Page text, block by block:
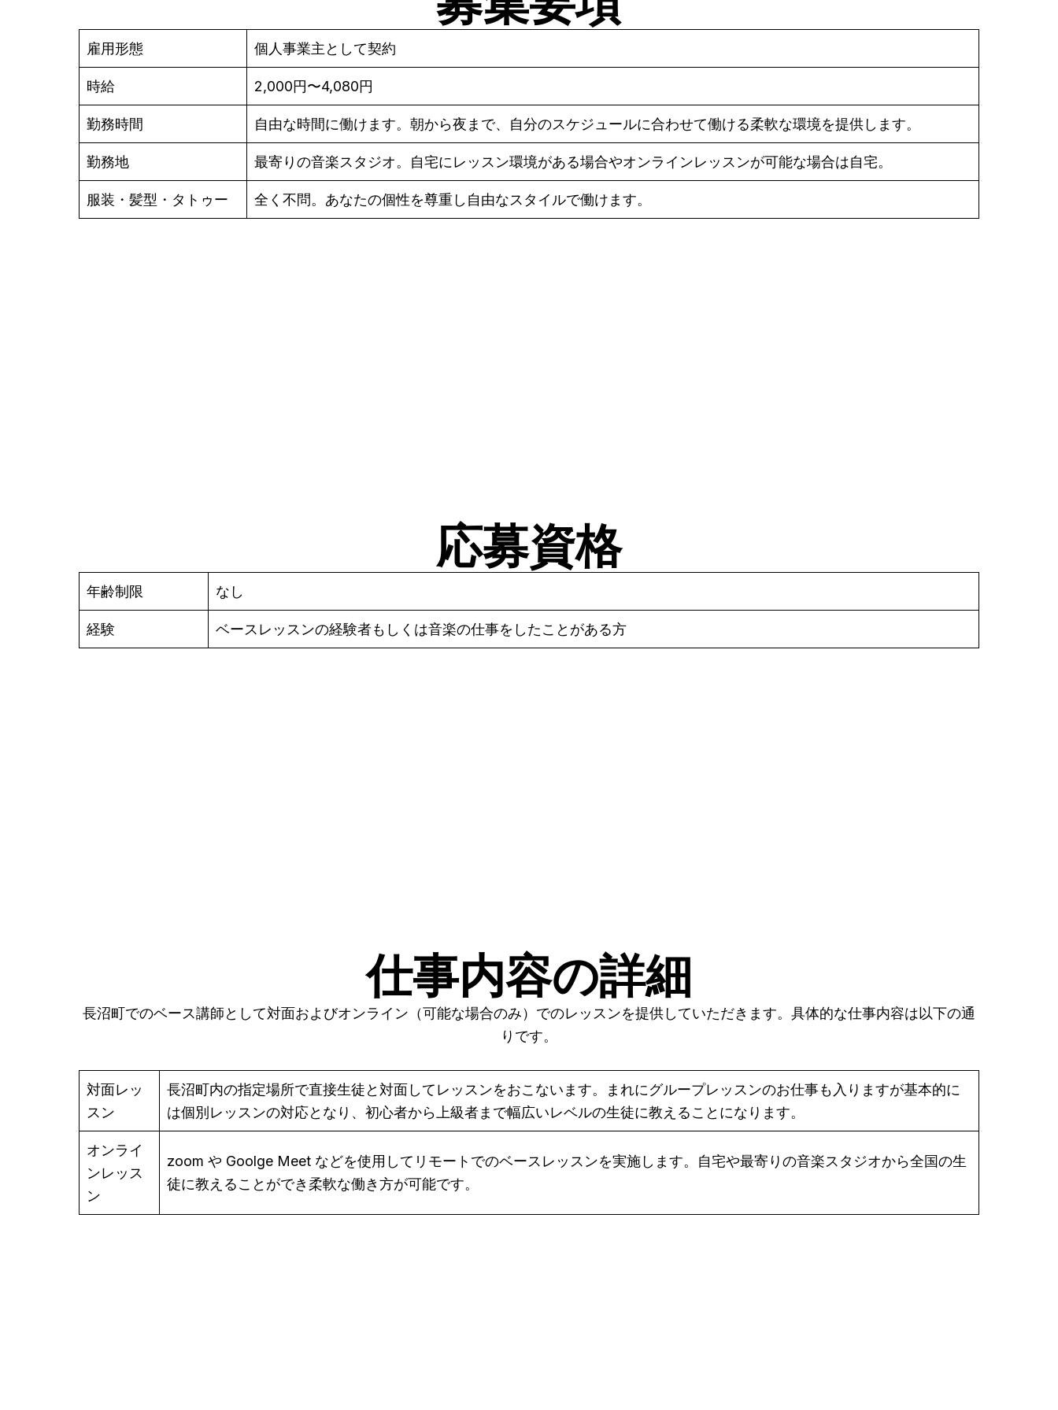
雇用形態 個人事業主として契約
時給 2,000円〜4,080円
勤務時間 自由な時間に働けます。朝から夜まで、自分のスケジュールに合わせて働ける柔軟な環境を提供します。
勤務地 最寄りの音楽スタジオ。自宅にレッスン環境がある場合やオンラインレッスンが可能な場合は自宅。
服装・髪型・タトゥー 全く不問。あなたの個性を尊重し自由なスタイルで働けます。
応募資格
年齢制限 なし
経験 ベースレッスンの経験者もしくは音楽の仕事をしたことがある方
仕事内容の詳細
長沼町でのベース講師として対面およびオンライン（可能な場合のみ）でのレッスンを提供していただきます。具体的な仕事内容は以下の通
りです。
対面レッ
スン
長沼町内の指定場所で直接生徒と対面してレッスンをおこないます。まれにグループレッスンのお仕事も入りますが基本的に
は個別レッスンの対応となり、初心者から上級者まで幅広いレベルの生徒に教えることになります。
オンライ
ンレッス
ン
zoom や Goolge Meet などを使用してリモートでのベースレッスンを実施します。自宅や最寄りの音楽スタジオから全国の生
徒に教えることができ柔軟な働き方が可能です。